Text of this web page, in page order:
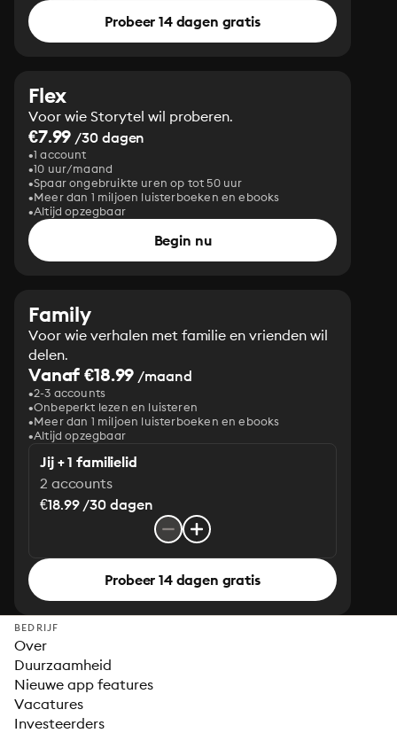
Probeer 14 dagen gratis
Flex
Voor wie Storytel wil proberen.
€7.99 /30 dagen
1 account
10 uur/maand
Spaar ongebruikte uren op tot 50 uur
Meer dan 1 miljoen luisterboeken en ebooks
Altijd opzegbaar
Begin nu
Family
Voor wie verhalen met familie en vrienden wil
delen.
Vanaf €18.99 /maand
2-3 accounts
Onbeperkt lezen en luisteren
Meer dan 1 miljoen luisterboeken en ebooks
Altijd opzegbaar
Jij + 1 familielid
2 accounts
€18.99 /30 dagen
Probeer 14 dagen gratis
BEDRIJF
Over
Duurzaamheid
Nieuwe app features
Vacatures
Investeerders